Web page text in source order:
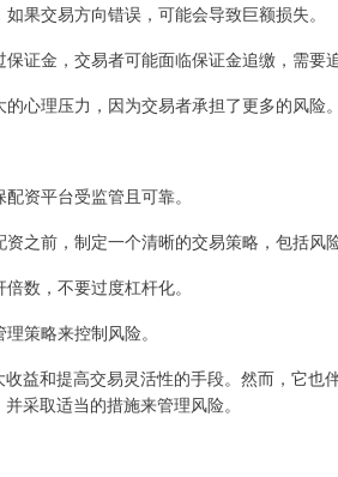
果交易方向错误，可能会导致巨额损失。
证金，交易者可能面临保证金追缴，需要
心理压力，因为交易者承担了更多的风险。
资平台受监管且可靠。
之前，制定一个清晰的交易策略，包括风
数，不要过度杠杆化。
策略来控制风险。
益和提高交易灵活性的手段。然而，它也
采取适当的措施来管理风险。